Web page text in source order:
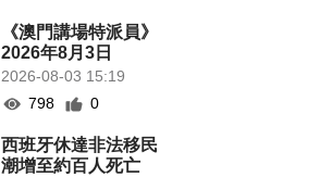
《澳門講場特派員》
2026年8月3日
2026-08-03 15:19
798
0
西班牙休達非法移民
潮增至約百人死亡